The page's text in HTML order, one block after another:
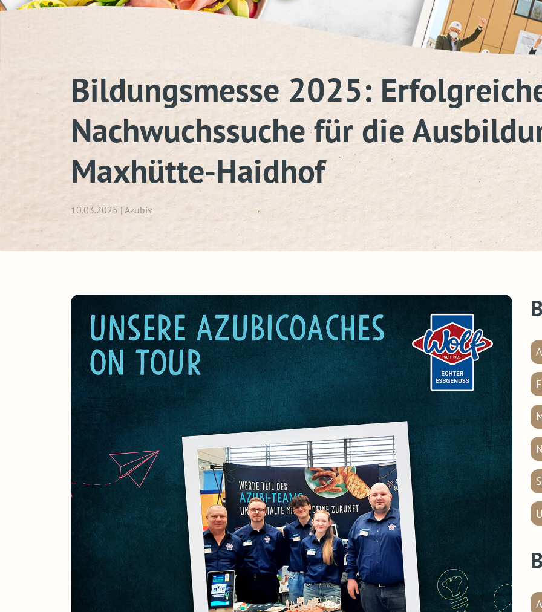
Bildungsmesse 2025:
Nachwuchssuche für die
Maxhütte-Haidhof
10.03.2025 | Azubis